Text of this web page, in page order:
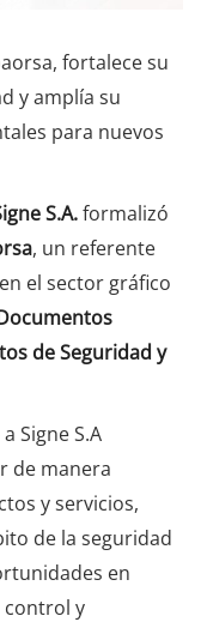
fortalece su
y amplía su
para nuevos
S.A.formalizó
, un referente
el sector gráfico
de Seguridad y
Signe S.A
de manera
y servicios,
de la seguridad
en
control y